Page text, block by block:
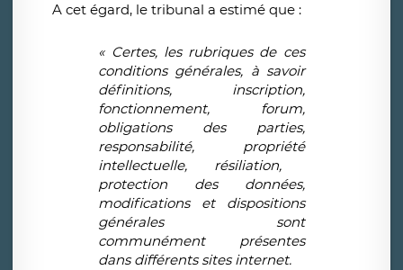
A cet égard, le tribunal a estimé que :
« Certes, les rubriques de ces
conditions générales, àsavoir
définitions, inscription,
fonctionnement, forum,
obligations des parties,
responsabilité, propriété
intellectuelle, résiliation,
protection des données,
modifications et dispositions
générales sont
communément présentes
dans différents sites internet.